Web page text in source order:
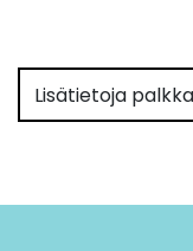
Lisätietoja